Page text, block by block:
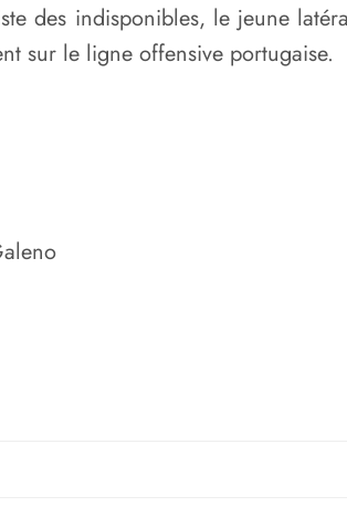
des indisponibles, le jeune
sur le ligne offensive portugaise.